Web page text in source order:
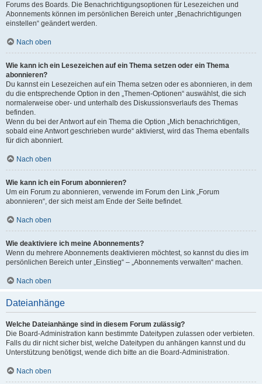
Forums des Boards. Die Benachrichtigungsoptionen für Lesezeichen und
Abonnements können im persönlichen Bereich unter „Benachrichtigungen
einstellen“ geändert werden.
Nach oben
Wie kann ich ein Lesezeichen auf ein Thema setzen oder ein Thema
abonnieren?
Du kannst ein Lesezeichen auf ein Thema setzen oder es abonnieren, in dem
du die entsprechende Option in den „Themen-Optionen“ auswählst, die sich
normalerweise ober- und unterhalb des Diskussionsverlaufs des Themas
befinden.
Wenn du bei der Antwort auf ein Thema die Option „Mich benachrichtigen,
sobald eine Antwort geschrieben wurde“ aktivierst, wird das Thema ebenfalls
für dich abonniert.
Nach oben
Wie kann ich ein Forum abonnieren?
Um ein Forum zu abonnieren, verwende im Forum den Link „Forum
abonnieren“, der sich meist am Ende der Seite befindet.
Nach oben
Wie deaktiviere ich meine Abonnements?
Wenn du mehrere Abonnements deaktivieren möchtest, so kannst du dies im
persönlichen Bereich unter „Einstieg“ – „Abonnements verwalten“ machen.
Nach oben
Dateianhänge
Welche Dateianhänge sind in diesem Forum zulässig?
Die Board-Administration kann bestimmte Dateitypen zulassen oder verbieten.
Falls du dir nicht sicher bist, welche Dateitypen du anhängen kannst und du
Unterstützung benötigst, wende dich bitte an die Board-Administration.
Nach oben